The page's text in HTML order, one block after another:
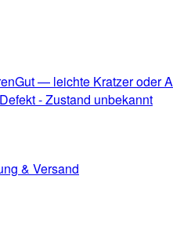
Gut — leichte Kratzer oder
Defekt - Zustand unbekannt
& Versand